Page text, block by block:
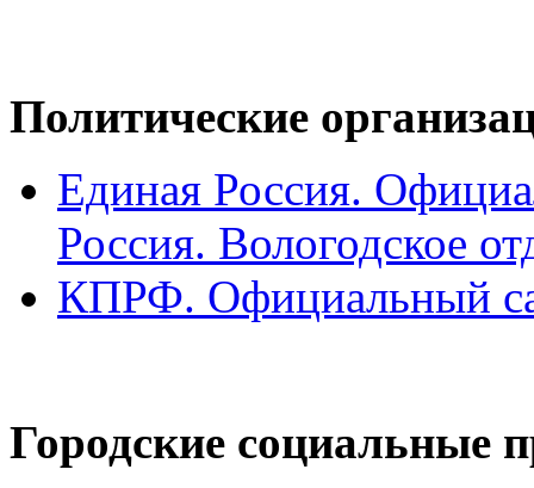
Политические
Единая Россия.
Россия. Вологодское
КПРФ. Официальный
Городские социальные